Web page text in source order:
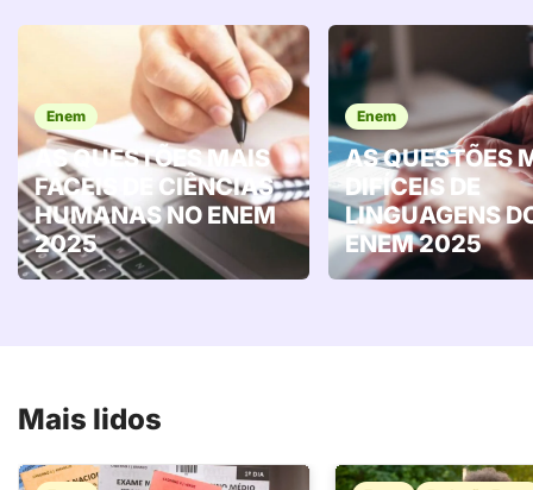
Enem
AS QUESTÕES MAIS
FÁCEIS DE CIÊNCIAS
HUMANAS NO ENEM
2025
Enem
AS QUESTÕES
DIFÍCEIS DE
LINGUAGENS
ENEM 2025
Mais lidos